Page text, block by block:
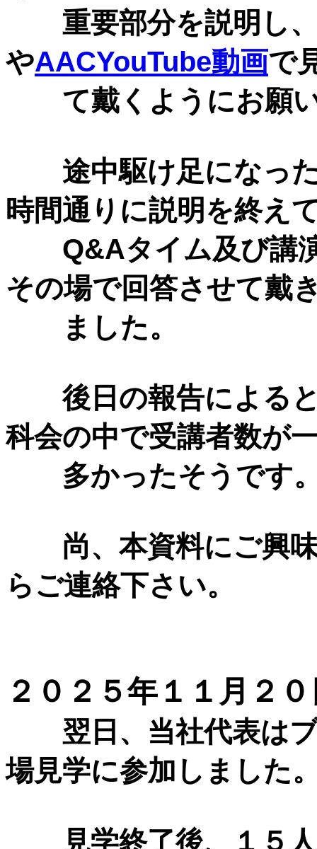
重要部分を説明し、
やAACYouTube動画で
て戴くようにお願い
途中駆け足になった
時間通りに説明を終え
Q&Aタイム及び講演
その場で回答させて戴
ました。
後日の報告によると
科会の中で受講者数が
多かったそうです
尚、本資料にご興味
らご連絡下さい。
２０２５年１１月２
翌日、当社代表はブ
場見学に参加しました
見学終了後、１５人